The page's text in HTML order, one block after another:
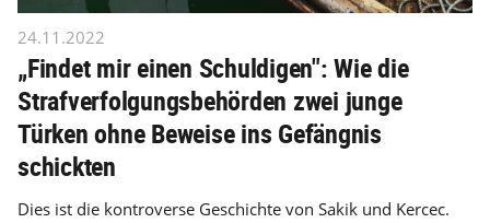
24.11.2022
„Findet mir einen Schuldigen": Wie die
Strafverfolgungsbehörden zwei junge
Türken ohne Beweise ins Gefängnis
schickten
Dies ist die kontroverse Geschichte von Sakik und Kercec.